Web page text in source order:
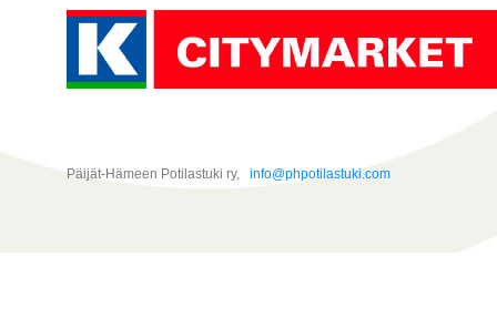
Päijät-Hämeen Potilastuki ry, info@phpotilastuki.com